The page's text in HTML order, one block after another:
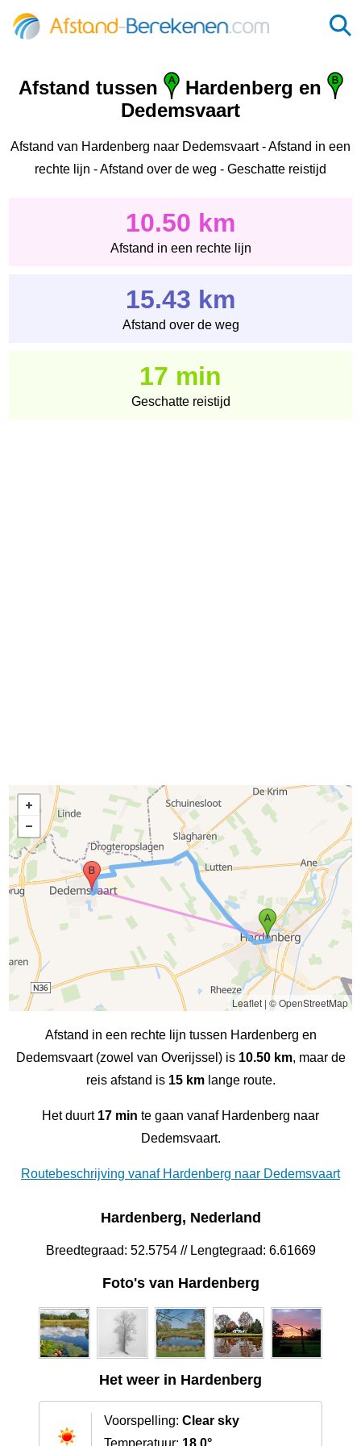
Afstand tussen
Hardenberg en
Dedemsvaart
Afstand van Hardenberg naar Dedemsvaart - Afstand in een
rechte lijn - Afstand over de weg - Geschatte reistijd
10.50 km
Afstand in een rechte lijn
15.43 km
Afstand over de weg
17 min
Geschatte reistijd
Leaflet| © OpenStreetMap
Afstand in een rechte lijn tussen Hardenberg en
Dedemsvaart (zowel van Overijssel) is 10.50 km, maar de
reis afstand is 15 kmlange route.
Het duurt 17 min te gaan vanaf Hardenberg naar
Dedemsvaart.
Routebeschrijving vanaf Hardenberg naar Dedemsvaart
Hardenberg, Nederland
Breedtegraad: 52.5754 // Lengtegraad: 6.61669
Foto's van Hardenberg
Het weer in Hardenberg
Voorspelling: Clear sky